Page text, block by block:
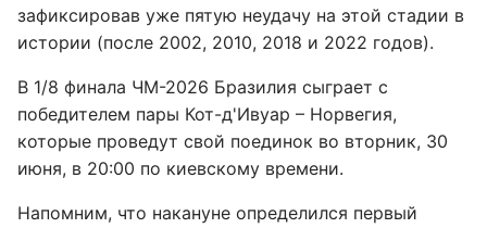
зафиксировав уже пятую неудачу на этой стадии в
истории (после 2002, 2010, 2018 и 2022 годов).
В 1/8 финала ЧМ-2026 Бразилия сыграет с
победителем пары Кот-д'Ивуар – Норвегия,
которые проведут свой поединок во вторник, 30
июня, в 20:00 по киевскому времени.
Напомним, что накануне определился первый